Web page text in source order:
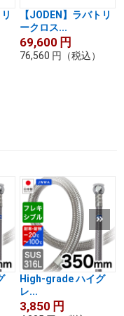
【JODEN】ラバトリ
ークロス...
69,600 円
76,560 円 （税込）
High-grade ハイグ
レ...
3,850 円